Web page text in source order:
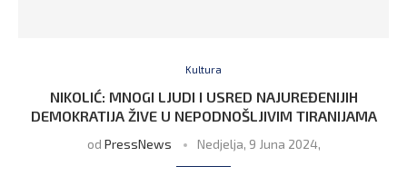
Kultura
NIKOLIĆ: MNOGI LJUDI I USRED NAJUREĐENIJIH
DEMOKRATIJA ŽIVE U NEPODNOŠLJIVIM TIRANIJAMA
od PressNews Nedjelja, 9 Juna 2024,